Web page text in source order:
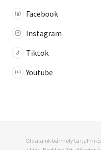
Facebook
Instagram
Tiktok
Youtube
Oldalaink bármely tartalmi